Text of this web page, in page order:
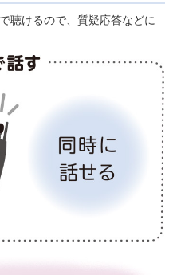
聴けるので、質疑応答などに